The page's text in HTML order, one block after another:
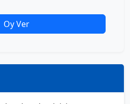
Oy Ver